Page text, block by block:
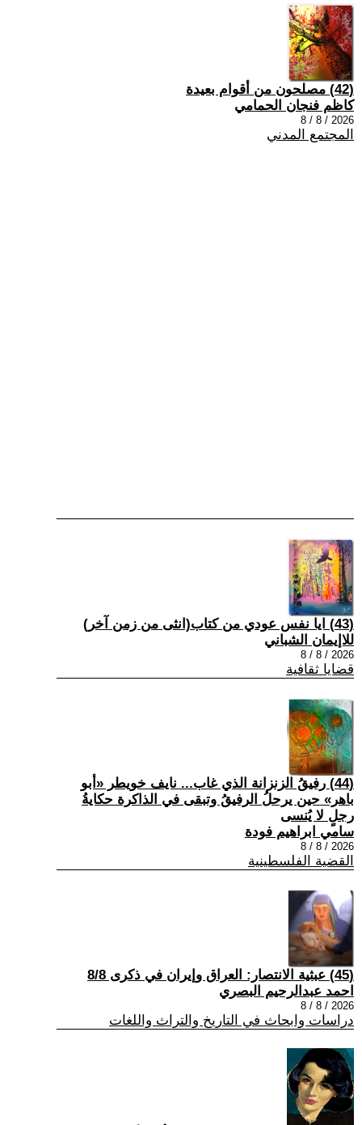
(42) مصلحون من أقوام بعيدة
كاظم فنجان الحمامي
2026 / 8 / 8
المجتمع المدني
(43) ايا نفس عودي من كتاب(انثى من زمن آخر)
للاإيمان الشباني
2026 / 8 / 8
قضايا ثقافية
(44) رفيقُ الزنزانة الذي غاب... نايف خويطر «أبو
باهر» حين يرحلُ الرفيقُ وتبقى في الذاكرة حكايةُ
رجلٍ لا يُنسى
سامي ابراهيم فودة
2026 / 8 / 8
القضية الفلسطينية
(45) عبثية الانتصار: العراق وإيران في ذكرى 8/8
احمد عبدالرحيم البصري
2026 / 8 / 8
دراسات وابحاث في التاريخ والتراث واللغات